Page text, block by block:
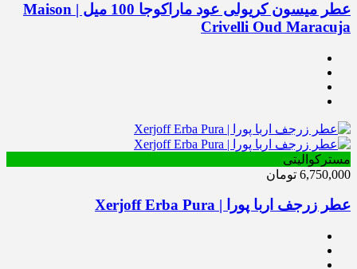
عطر میسون کریولی عود ماراکوجا 100 میل | Maison
Crivelli Oud Maracuja
مسترکوالیتی
6,750,000 تومان
عطر زرجف اربا پورا | Xerjoff Erba Pura